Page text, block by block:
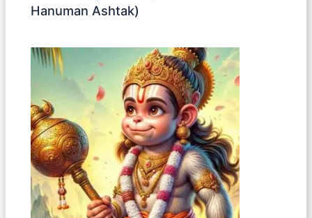
Hanuman Ashtak)